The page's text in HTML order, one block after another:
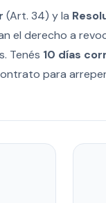
(Art. 34) y la
el derecho a
Tenés 10 días
para